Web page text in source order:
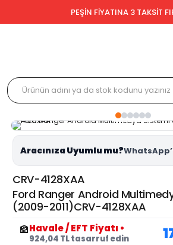
PEŞİN FİYATINA 3 TAKSİT
Aracınıza Uyumlu mu?
CRV-4128XAA
Ford Ranger Android
(2009-2011)CRV-4128XAA
🏦Havale / EFT Fiyatı •
924,04 TL tasarruf edin